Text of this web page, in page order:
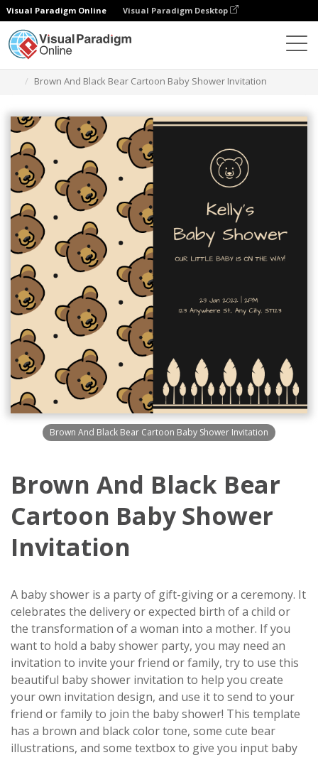
Visual Paradigm Online Visual Paradigm Desktop
Brown And Black Bear Cartoon Baby Shower Invitation
Brown And Black Bear Cartoon Baby Shower Invitation
Brown And Black Bear
Cartoon Baby Shower
Invitation
A baby shower is a party of gift-giving or a ceremony. It
celebrates the delivery or expected birth of a child or
the transformation of a woman into a mother. If you
want to hold a baby shower party, you may need an
invitation to invite your friend or family, try to use this
beautiful baby shower invitation to help you create
your own invitation design, and use it to send to your
friend or family to join the baby shower! This template
has a brown and black color tone, some cute bear
illustrations, and some textbox to give you input baby